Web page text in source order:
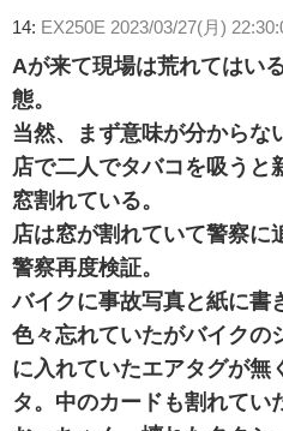
14: EX250E 2023/03/27(月)
Aが来て現場は荒れてはい
態。
当然、まず意味が分からな
店で二人でタバコを吸うと
窓割れている。
店は窓が割れていて警察に
警察再度検証。
バイクに事故写真と紙に書
色々忘れていたがバイクの
に入れていたエアタグが無
タ。中のカードも割れてい